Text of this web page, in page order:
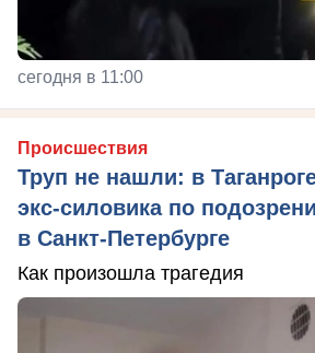
сегодня в 11:00
Происшествия
Труп не нашли: в
экс-силовика по
в Санкт-Петербурге
Как произошла трагедия